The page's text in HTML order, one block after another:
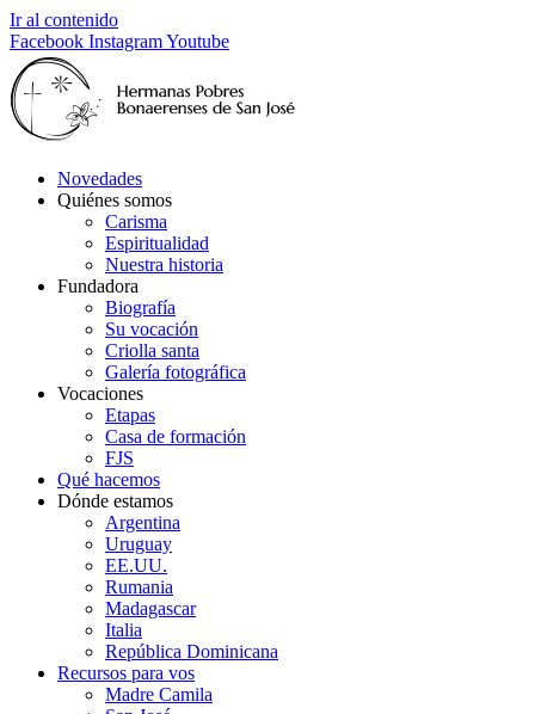
Ir al contenido
Facebook InstagramYoutube
Novedades
Quiénes somos
Carisma
Espiritualidad
Nuestra historia
Fundadora
Biografía
Su vocación
Criolla santa
Galería fotográfica
Vocaciones
Etapas
Casa de formación
FJS
Qué hacemos
Dónde estamos
Argentina
Uruguay
EE.UU.
Rumania
Madagascar
Italia
República Dominicana
Recursos para vos
Madre Camila